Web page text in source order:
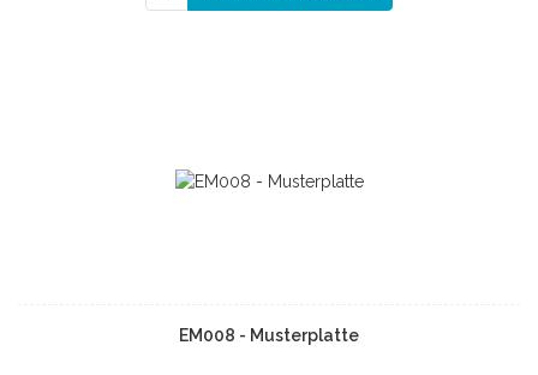
EM008 - Musterplatte